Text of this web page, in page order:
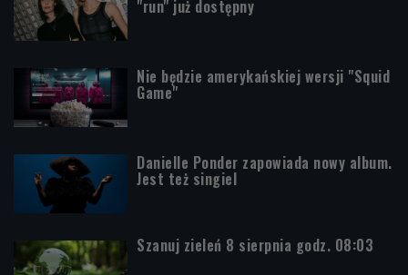
"run" już dostępny
Nie będzie amerykańskiej wersji "Squid
Game"
Danielle Ponder zapowiada nowy album.
Jest też singiel
Szanuj zieleń 8 sierpnia godz. 08:03